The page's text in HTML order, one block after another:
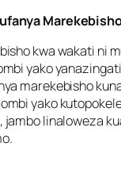
kwa wakati ni
yako
marekebisho
yako
jambo linaloweza